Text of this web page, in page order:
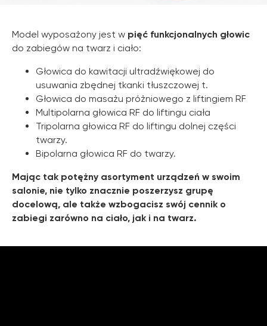
Model wyposażony jest w pięć funkcjonalnych głowic
do zabiegów na twarz i ciało:
Głowica do kawitacji ultradźwiękowej do
usuwania zbędnej tkanki tłuszczowej t.
Głowica do masażu próżniowego z liftingiem RF
Multipolarna głowica RF do liftingu ciała
Tripolarna głowica RF do liftingu dolnej części
twarzy.
Bipolarna głowica RF do twarzy.
Mając tak potężny asortyment urządzeń w swoim
salonie, nie tylko znacznie poszerzysz grupę
docelową, ale także wzbogacisz swój cennik o
zabiegi zarówno na ciało, jak i na twarz.